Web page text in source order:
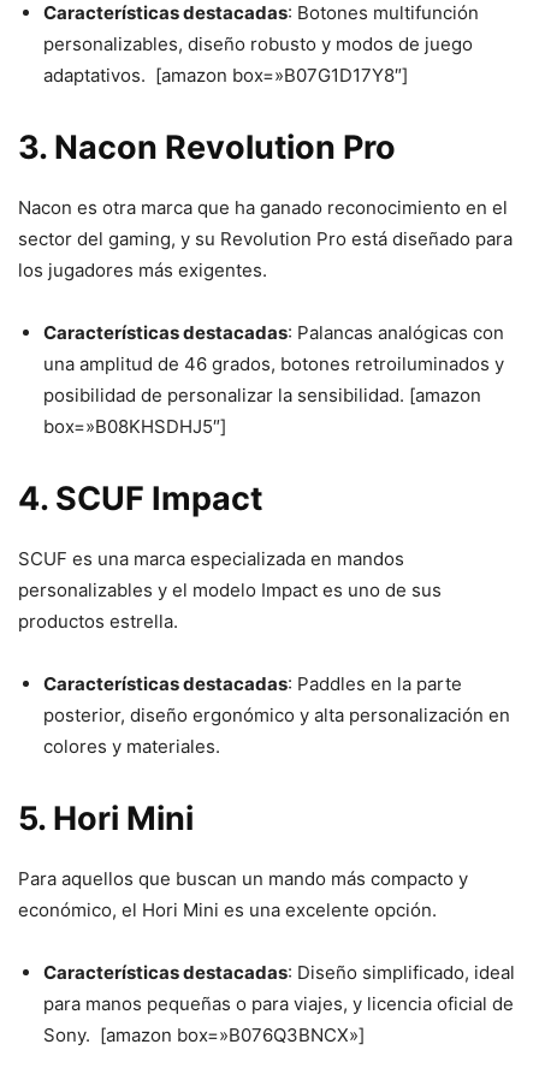
Características destacadas: Botones multifunción
personalizables, diseño robusto y modos de juego
adaptativos. [amazon box=»B07G1D17Y8″]
3. Nacon Revolution Pro
Nacon es otra marca que ha ganado reconocimiento en el
sector del gaming, y su Revolution Pro está diseñado para
los jugadores más exigentes.
Características destacadas: Palancas analógicas con
una amplitud de 46 grados, botones retroiluminados y
posibilidad de personalizar la sensibilidad. [amazon
box=»B08KHSDHJ5″]
4. SCUF Impact
SCUF es una marca especializada en mandos
personalizables y el modelo Impact es uno de sus
productos estrella.
Características destacadas: Paddles en la parte
posterior, diseño ergonómico y alta personalización en
colores y materiales.
5. Hori Mini
Para aquellos que buscan un mando más compacto y
económico, el Hori Mini es una excelente opción.
Características destacadas: Diseño simplificado, ideal
para manos pequeñas o para viajes, y licencia oficial de
Sony. [amazon box=»B076Q3BNCX»]